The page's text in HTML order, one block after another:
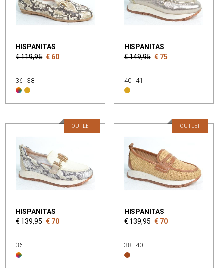
HISPANITAS
€ 119,95 € 60
36 38
HISPANITAS
€ 149,95 € 75
40 41
HISPANITAS
€ 139,95 € 70
OUTLET
36
HISPANITAS
€ 139,95 € 70
OUTLET
38 40